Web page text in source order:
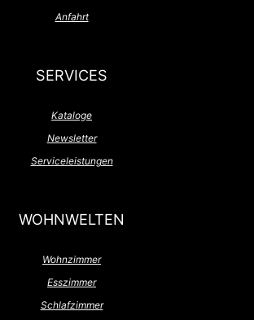
Anfahrt
SERVICES
Kataloge
Newsletter
Serviceleistungen
WOHNWELTEN
Wohnzimmer
Esszimmer
Schlafzimmer